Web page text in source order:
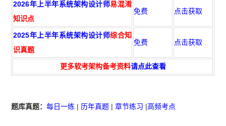
2026年上半年系统架构设计师易混淆
知识点
免费 点击获取
2025年上半年系统架构设计师综合知
识真题
免费 点击获取
更多软考架构备考资料请点此查看
题库真题：每日一练 | 历年真题 |章节练习 |高频考点